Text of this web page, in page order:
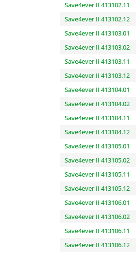
Save4ever II 413102.11
Save4ever II 413102.12
Save4ever II 413103.01
Save4ever II 413103.02
Save4ever II 413103.11
Save4ever II 413103.12
Save4ever II 413104.01
Save4ever II 413104.02
Save4ever II 413104.11
Save4ever II 413104.12
Save4ever II 413105.01
Save4ever II 413105.02
Save4ever II 413105.11
Save4ever II 413105.12
Save4ever II 413106.01
Save4ever II 413106.02
Save4ever II 413106.11
Save4ever II 413106.12